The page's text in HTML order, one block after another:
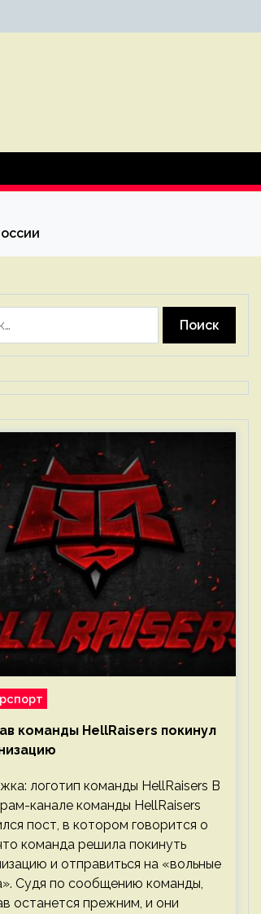
команды HellRaisers покинул
логотип команды HellRaisers В
канале команды HellRaisers
пост, в котором говорится о
команда решила покинуть
и отправиться на «вольные
Судя по сообщению команды,
останется прежним, и они